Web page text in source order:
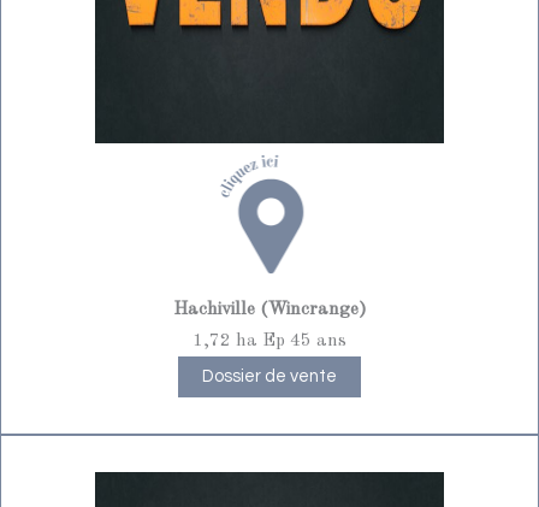
Hachiville (Wincrange)
1,72 ha Ep 45 ans
Dossier de vente